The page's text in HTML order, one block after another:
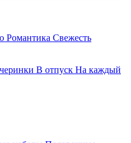
Романтика Свежесть
В отпуск На каждый